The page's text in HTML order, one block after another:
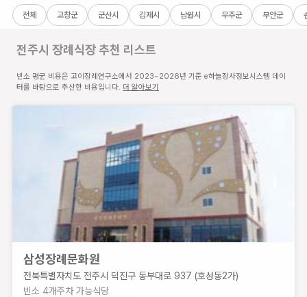
산구
(효
빈소 평균비
전체 고창군 군산시 김제시 남원시 무주군 부안군
전주시 장례식장추천 리스트
빈소 평균 비용은 고이장례연구소에서 2023~2026년 기준 e하늘장사정보시스템 데이
터를 바탕으로 추산한 비용입니다. 더 알아보기
삼성장례문화원
전북특별자치도 전주시 덕진구 동부대로 937 (호성동2가)
빈소 4개주차 가능식당